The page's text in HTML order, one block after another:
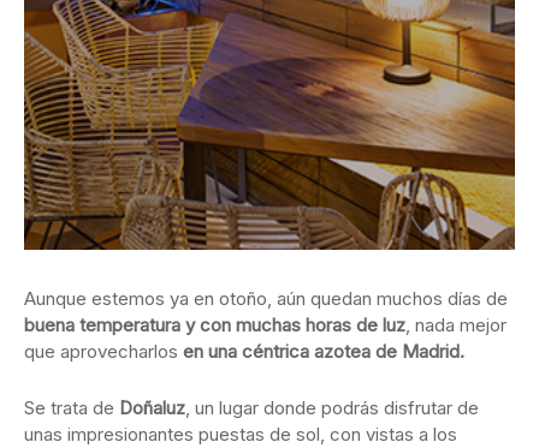
Aunque estemos ya en otoño, aún quedan muchos días de
buena temperatura y con muchas horas de luz, nada mejor
que aprovecharlos en una céntrica azotea de Madrid.
Se trata de Doñaluz, un lugar donde podrás disfrutar de
unas impresionantes puestas de sol, con vistas a los